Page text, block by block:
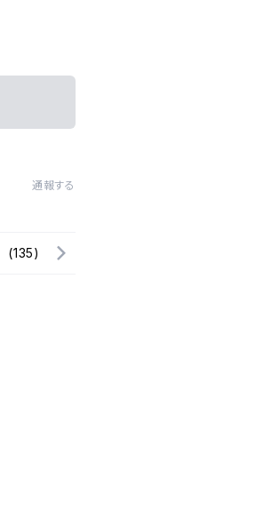
通報する
(135)